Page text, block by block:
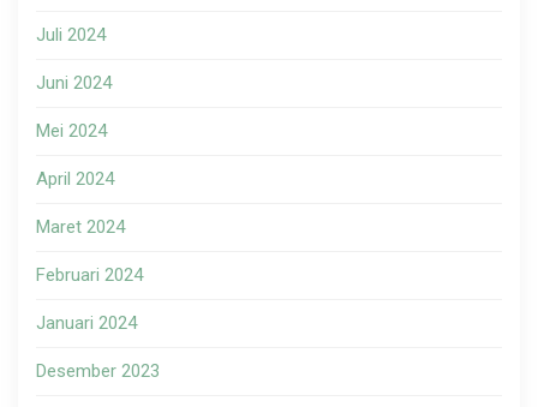
Juli 2024
Juni 2024
Mei 2024
April 2024
Maret 2024
Februari 2024
Januari 2024
Desember 2023